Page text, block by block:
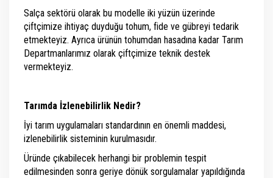
Salça sektörü olarak bu modelle iki yüzün üzerinde
çiftçimize ihtiyaç duyduğu tohum, fide ve gübreyi tedarik
etmekteyiz. Ayrıca ürünün tohumdan hasadına kadar Tarım
Departmanlarımız olarak çiftçimize teknik destek
vermekteyiz.
Tarımda İzlenebilirlik Nedir?
İyi tarım uygulamaları standardının en önemli maddesi,
izlenebilirlik sisteminin kurulmasıdır.
Üründe çıkabilecek herhangi bir problemin tespit
edilmesinden sonra geriye dönük sorgulamalar yapıldığında